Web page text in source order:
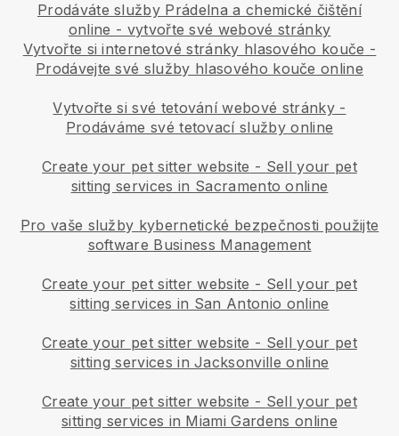
Prodáváte služby Prádelna a chemické čištění
online - vytvořte své webové stránky
Vytvořte si internetové stránky hlasového kouče -
Prodávejte své služby hlasového kouče online
Vytvořte si své tetování webové stránky-
Prodáváme své tetovací služby online
Create your pet sitter website - Sell your pet
sitting services in Sacramento online
Pro vaše služby kybernetické bezpečnosti použijte
software Business Management
Create your pet sitter website - Sell your pet
sitting services in San Antonio online
Create your pet sitter website - Sell your pet
sitting services in Jacksonville online
Create your pet sitter website - Sell your pet
sitting services in Miami Gardens online